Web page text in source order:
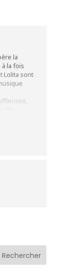
la
la fois
Lolita sont
de leurs
sonore